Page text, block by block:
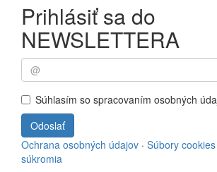
Prihlásiť sa do
NEWSLETTERA
Súhlasím so spracovaním osobných
Odoslať
Ochrana osobných údajov · Súbory cookies
súkromia